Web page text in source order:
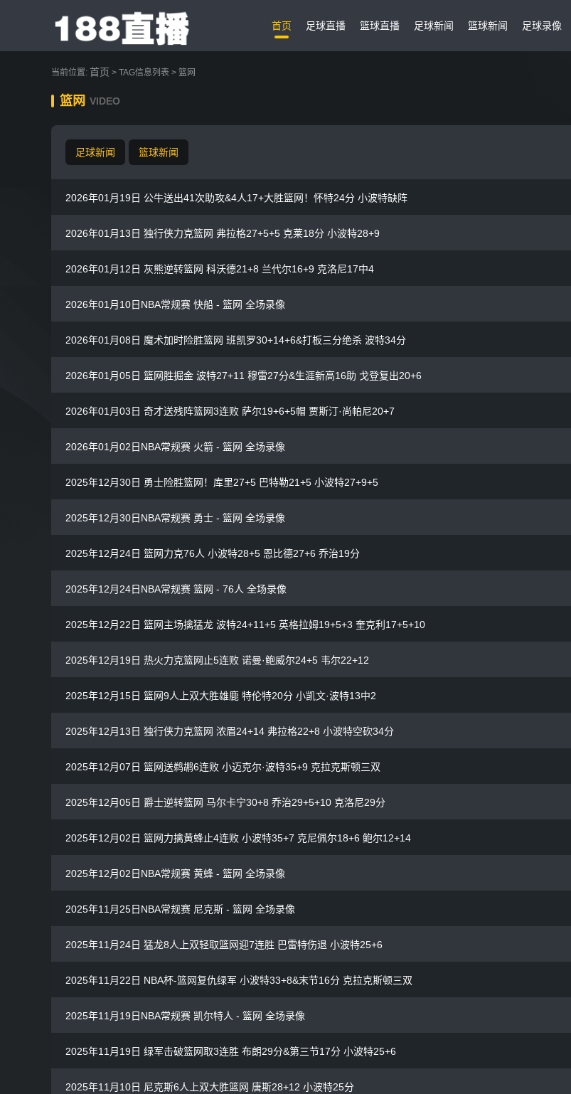
首页 足球直播 篮球直播 足球新闻 篮球新闻 足球录像
当前位置: 首页 > TAG信息列表 > 篮网
篮网 VIDEO
足球新闻 篮球新闻
2026年01月19日 公牛送出41次助攻&4人17+大胜篮网！怀特24分 小波特缺阵
2026年01月13日 独行侠力克篮网 弗拉格27+5+5 克莱18分 小波特28+9
2026年01月12日 灰熊逆转篮网 科沃德21+8 兰代尔16+9 克洛尼17中4
2026年01月10日NBA常规赛 快船 - 篮网 全场录像
2026年01月08日 魔术加时险胜篮网 班凯罗30+14+6&打板三分绝杀 波特34分
2026年01月05日 篮网胜掘金 波特27+11 穆雷27分&生涯新高16助 戈登复出20+6
2026年01月03日 奇才送残阵篮网3连败 萨尔19+6+5帽 贾斯汀·尚帕尼20+7
2026年01月02日NBA常规赛 火箭 - 篮网 全场录像
2025年12月30日 勇士险胜篮网！库里27+5 巴特勒21+5 小波特27+9+5
2025年12月30日NBA常规赛 勇士 - 篮网 全场录像
2025年12月24日 篮网力克76人 小波特28+5 恩比德27+6 乔治19分
2025年12月24日NBA常规赛 篮网 - 76人 全场录像
2025年12月22日 篮网主场擒猛龙 波特24+11+5 英格拉姆19+5+3 奎克利17+5+10
2025年12月19日 热火力克篮网止5连败 诺曼·鲍威尔24+5 韦尔22+12
2025年12月15日 篮网9人上双大胜雄鹿 特伦特20分 小凯文·波特13中2
2025年12月13日 独行侠力克篮网 浓眉24+14 弗拉格22+8 小波特空砍34分
2025年12月07日 篮网送鹈鹕6连败 小迈克尔·波特35+9 克拉克斯顿三双
2025年12月05日 爵士逆转篮网 马尔卡宁30+8 乔治29+5+10 克洛尼29分
2025年12月02日 篮网力擒黄蜂止4连败 小波特35+7 克尼佩尔18+6 鲍尔12+14
2025年12月02日NBA常规赛 黄蜂 - 篮网 全场录像
2025年11月25日NBA常规赛 尼克斯 - 篮网 全场录像
2025年11月24日 猛龙8人上双轻取篮网迎7连胜 巴雷特伤退 小波特25+6
2025年11月22日 NBA杯-篮网复仇绿军 小波特33+8&末节16分 克拉克斯顿三双
2025年11月19日NBA常规赛 凯尔特人 - 篮网 全场录像
2025年11月19日 绿军击破篮网取3连胜 布朗29分&第三节17分 小波特25+6
2025年11月10日 尼克斯6人上双大胜篮网 唐斯28+12 小波特25分